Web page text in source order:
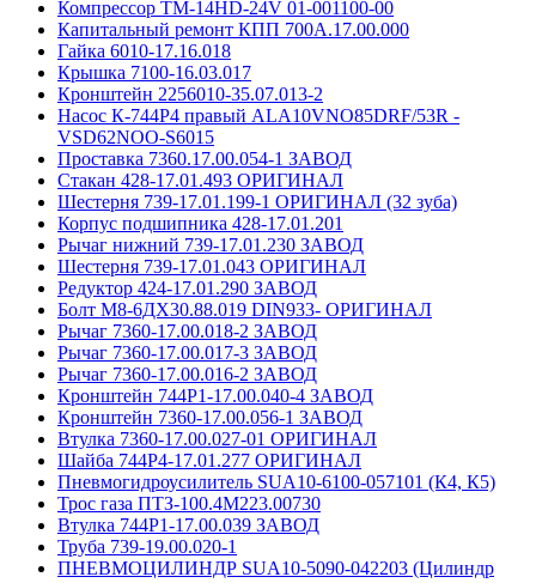
Компрессор TM-14HD-24V 01-001100-00
Капитальный ремонт КПП 700А.17.00.000
Гайка 6010-17.16.018
Крышка 7100-16.03.017
Кронштейн 2256010-35.07.013-2
Насос К-744Р4 правый ALA10VNO85DRF/53R -
VSD62NOO-S6015
Проставка 7360.17.00.054-1 ЗАВОД
Стакан 428-17.01.493 ОРИГИНАЛ
Шестерня 739-17.01.199-1 ОРИГИНАЛ (32 зуба)
Корпус подшипника 428-17.01.201
Рычаг нижний 739-17.01.230 ЗАВОД
Шестерня 739-17.01.043 ОРИГИНАЛ
Редуктор 424-17.01.290 ЗАВОД
Болт М8-6ДХ30.88.019 DIN933- ОРИГИНАЛ
Рычаг 7360-17.00.018-2 ЗАВОД
Рычаг 7360-17.00.017-3 ЗАВОД
Рычаг 7360-17.00.016-2 ЗАВОД
Кронштейн 744Р1-17.00.040-4 ЗАВОД
Кронштейн 7360-17.00.056-1 ЗАВОД
Втулка 7360-17.00.027-01 ОРИГИНАЛ
Шайба 744Р4-17.01.277 ОРИГИНАЛ
Пневмогидроусилитель SUA10-6100-057101 (К4, К5)
Трос газа ПТЗ-100.4М223.00730
Втулка 744Р1-17.00.039 ЗАВОД
Труба 739-19.00.020-1
ПНЕВМОЦИЛИНДР SUA10-5090-042203 (Цилиндр